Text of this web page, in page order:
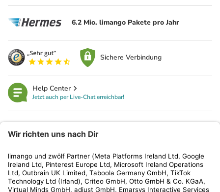
6.2 Mio. limango Pakete pro Jahr
Sichere Verbindung
Help Center
Jetzt auch per Live-Chat erreichbar!
Kundenservice